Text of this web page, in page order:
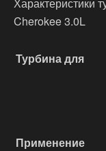
Cherokee 3.0L
Турбина для
Применение